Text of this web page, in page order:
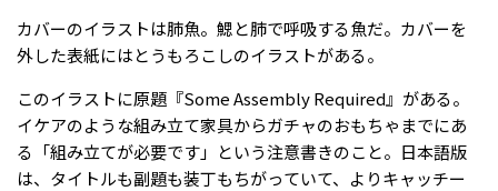
カバーのイラストは肺魚。鰓と肺で呼吸する魚だ。カバーを
外した表紙にはとうもろこしのイラストがある。
このイラストに原題『Some Assembly Required』がある。
イケアのような組み立て家具からガチャのおもちゃまでにあ
る「組み立てが必要です」という注意書きのこと。日本語版
は、タイトルも副題も装丁もちがっていて、よりキャッチー